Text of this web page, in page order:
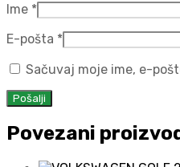
Ime *
E-pošta *
Sačuvaj moje ime, e-
Povezani